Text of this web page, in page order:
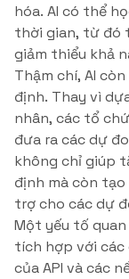
hóa. AI có thể
thời gian, từ đó
giảm thiểu khả
Thậm chí, AI
định. Thay vì
nhân, các tổ
đưa ra các dự
không chỉ giúp
định mà còn
trợ cho các dự
Một yếu tố
tích hợp với các
của API và các